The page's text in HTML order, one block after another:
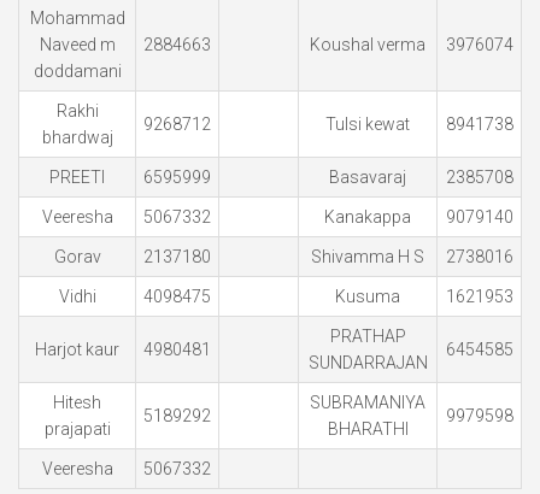
Mohammad
Naveed m
doddamani
2884663 Koushal verma 3976074
Rakhi
bhardwaj
9268712 Tulsi kewat 8941738
PREETI 6595999 Basavaraj 2385708
Veeresha 5067332 Kanakappa 9079140
Gorav 2137180 Shivamma H S 2738016
Vidhi 4098475 Kusuma 1621953
Harjot kaur 4980481
PRATHAP
SUNDARRAJAN
6454585
Hitesh
prajapati
5189292
SUBRAMANIYA
BHARATHI
9979598
Veeresha 5067332